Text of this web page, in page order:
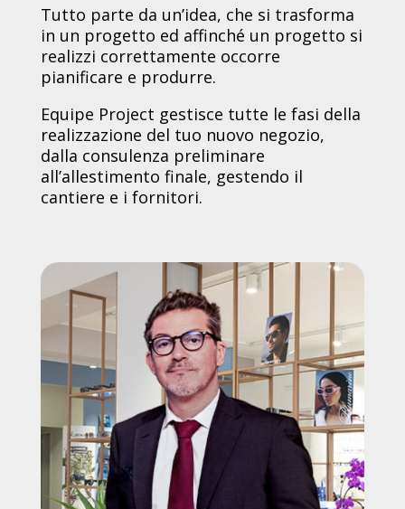
Tutto parte da un’idea, che si trasforma
in un progetto ed affinché un progetto si
realizzi correttamente occorre
pianificare e produrre.
Equipe Project gestisce tutte le fasi della
realizzazione del tuo nuovo negozio,
dalla consulenza preliminare
all’allestimento finale, gestendo il
cantiere e i fornitori.